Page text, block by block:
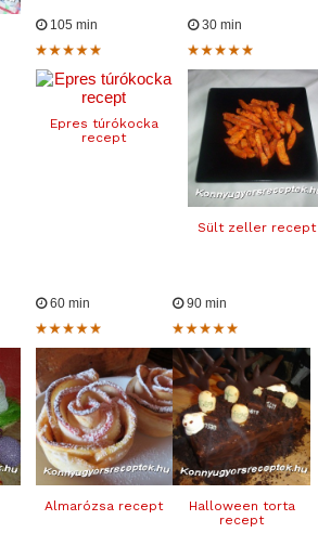
105 min
Epres túrókocka
recept
30 min
Sült zeller recept
60 min
Almarózsa recept
90 min
Halloween torta
recept